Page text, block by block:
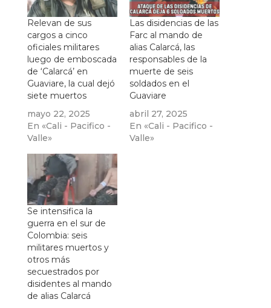
Relevan de sus
cargos a cinco
oficiales militares
luego de emboscada
de ‘Calarcá’ en
Guaviare, la cual dejó
siete muertos
mayo 22, 2025
En «Cali - Pacifico -
Valle»
Las disidencias de las
Farc al mando de
alias Calarcá, las
responsables de la
muerte de seis
soldados en el
Guaviare
abril 27, 2025
En «Cali - Pacifico -
Valle»
Se intensifica la
guerra en el sur de
Colombia: seis
militares muertos y
otros más
secuestrados por
disidentes al mando
de alias Calarcá